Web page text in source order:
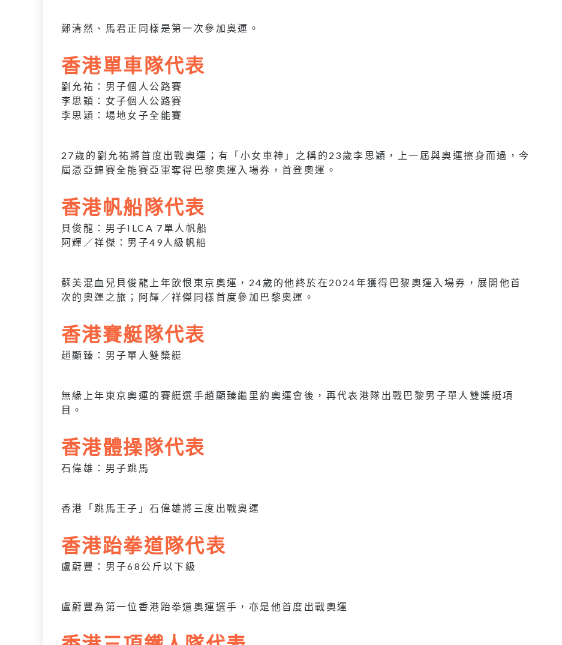
鄭清然、馬君正同樣是第一次參加奧運。
香港單車隊代表
劉允祐：男子個人公路賽
李思穎：女子個人公路賽
李思穎：場地女子全能賽
27歲的劉允祐將首度出戰奧運；有「小女車神」之稱的23歲李思穎，上一屆與奧運擦身而過，今
屆憑亞錦賽全能賽亞軍奪得巴黎奧運入場券，首登奧運。
香港帆船隊代表
貝俊龍：男子ILCA 7單人帆船
阿輝／祥傑：男子49人級帆船
蘇美混血兒貝俊龍上年飲恨東京奧運，24歲的他終於在2024年獲得巴黎奧運入場券，展開他首
次的奧運之旅；阿輝／祥傑同樣首度參加巴黎奧運。
香港賽艇隊代表
趙顯臻：男子單人雙槳艇
無緣上年東京奧運的賽艇選手趙顯臻繼里約奧運會後，再代表港隊出戰巴黎男子單人雙槳艇項
目。
香港體操隊代表
石偉雄：男子跳馬
香港「跳馬王子」石偉雄將三度出戰奧運
香港跆拳道隊代表
盧蔚豐：男子68公斤以下級
盧蔚豐為第一位香港跆拳道奧運選手，亦是他首度出戰奧運